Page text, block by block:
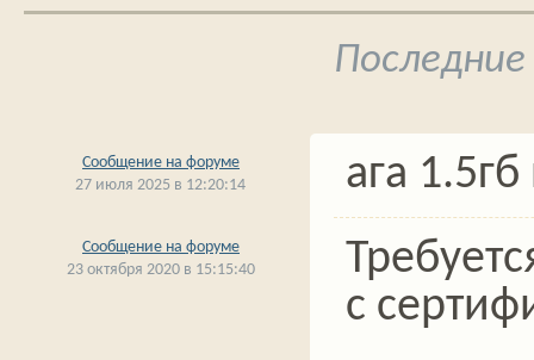
Сообщение на форуме
27 июля 2025 в 12:20:14
ага
Сообщение на форуме
23 октября 2020 в 15:15:40
с